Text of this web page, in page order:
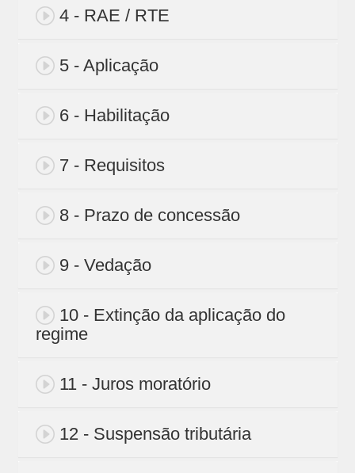
4 - RAE / RTE
5 - Aplicação
6 - Habilitação
7 - Requisitos
8 - Prazo de concessão
9 - Vedação
10 - Extinção da aplicação do
regime
11 - Juros moratório
12 - Suspensão tributária